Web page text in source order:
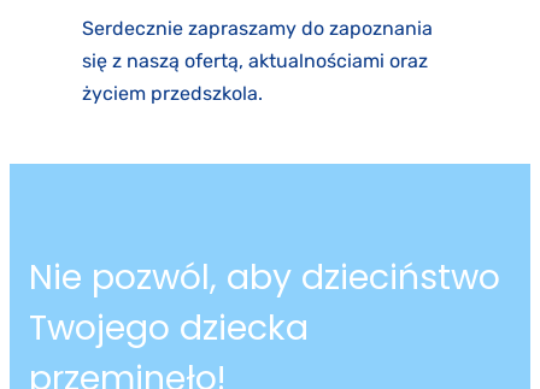
Serdecznie zapraszamy do zapoznania
się z naszą ofertą, aktualnościami oraz
życiem przedszkola.
Nie pozwól, aby dzieciństwo
Twojego dziecka
przeminęło!